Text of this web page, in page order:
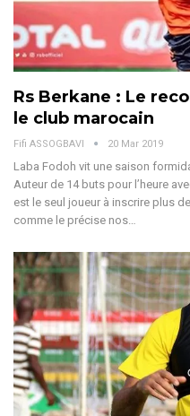
Rs Berkane : Le
le club marocain
Fifi ASSOGBAVI 20 Mar 2019
Laba Fodoh vit une saison
Auteur de 14 buts pour l’heure
est le seul joueur à inscrire plus
comme le précise nos…